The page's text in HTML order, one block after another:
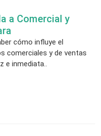
a Comercial y
cómo influye el
comerciales y de ventas
e inmediata..